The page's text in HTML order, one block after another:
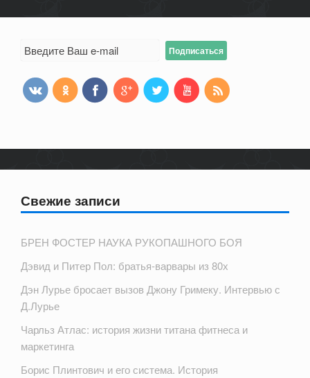
Свежие записи
БРЕН ФОСТЕР НАУКА РУКОПАШНОГО БОЯ
Дэвид и Питер Пол: братья-варвары из 80х
Дэн Лурье бросает вызов Джону Гримеку. Интервью с
Д.Лурье
Чарльз Атлас: история жизни титана фитнеса и
маркетинга
Борис Плинтович и его система. История